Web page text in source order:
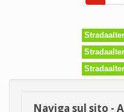
Naviga sul sito -